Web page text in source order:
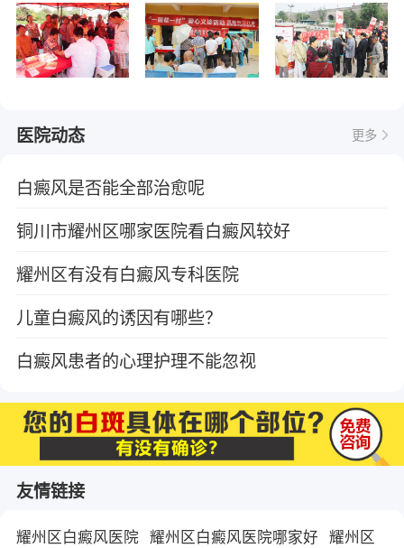
医院动态 更多
白癜风是否能全部治愈呢
铜川市耀州区哪家医院看白癜风较好
耀州区有没有白癜风专科医院
儿童白癜风的诱因有哪些？
白癜风患者的心理护理不能忽视
友情链接
耀州区白癜风医院 耀州区白癜风医院哪家好 耀州区